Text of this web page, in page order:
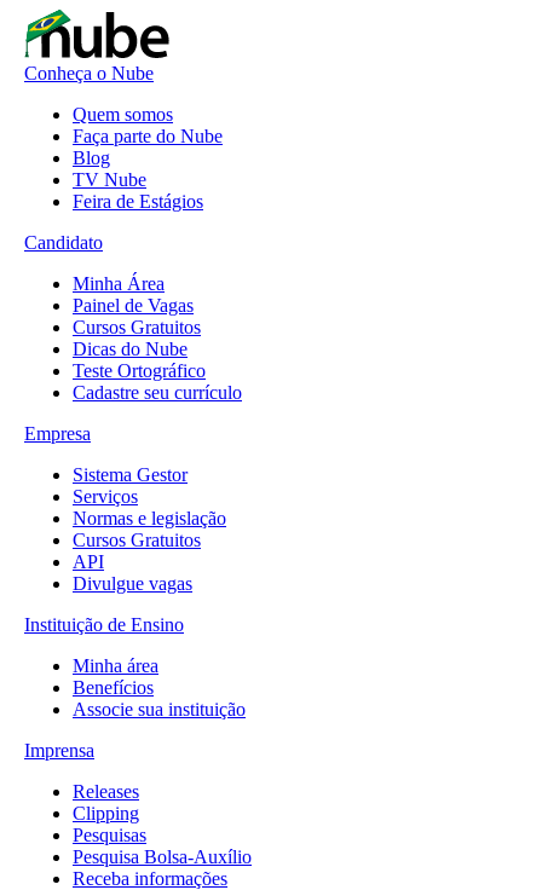
Conheça o Nube
Quem somos
Faça parte do Nube
Blog
TV Nube
Feira de Estágios
Candidato
Minha Área
Painel de Vagas
Cursos Gratuitos
Dicas do Nube
Teste Ortográfico
Cadastre seu currículo
Empresa
Sistema Gestor
Serviços
Normas e legislação
Cursos Gratuitos
API
Divulgue vagas
Instituição de Ensino
Minha área
Benefícios
Associe sua instituição
Imprensa
Releases
Clipping
Pesquisas
Pesquisa Bolsa-Auxílio
Receba informações